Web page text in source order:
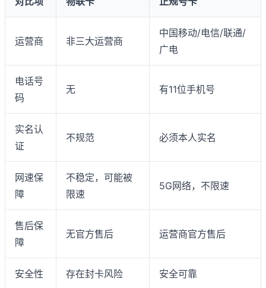
运营商 非三大运营商
中国移动/电信/联通/
广电
电话号
码
无 有11位手机号
实名认
证
不规范 必须本人实名
网速保
障
不稳定，可能被
限速
5G网络，不限速
售后保
障
无官方售后 运营商官方售后
安全性 存在封卡风险 安全可靠